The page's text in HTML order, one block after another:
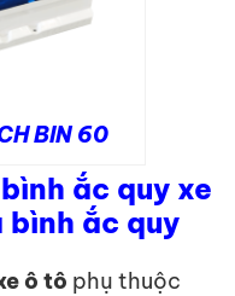
BIN 60
ắc quy xe
ắc quy
ô tô phụ thuộc